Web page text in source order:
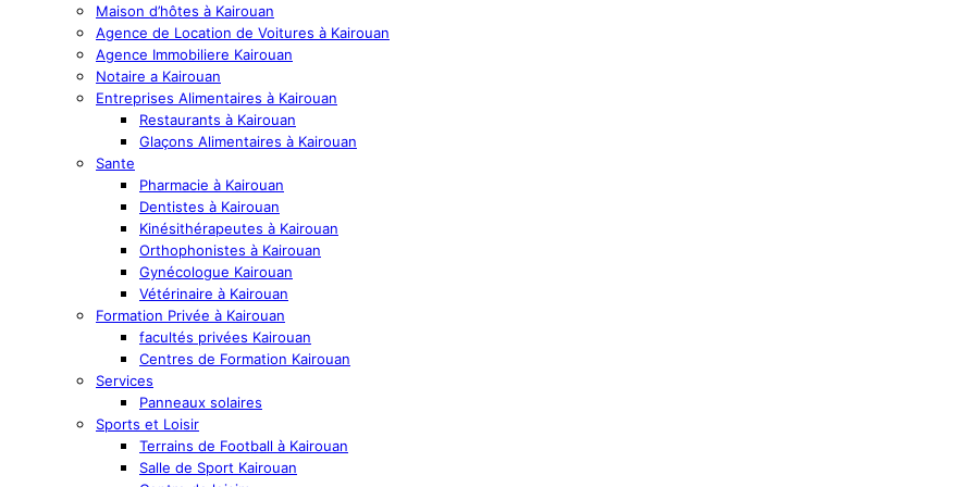
Maison d’hôtes à Kairouan
Agence de Location de Voitures à Kairouan
Agence Immobiliere Kairouan
Notaire a Kairouan
Entreprises Alimentaires à Kairouan
Restaurants à Kairouan
Glaçons Alimentaires à Kairouan
Sante
Pharmacie à Kairouan
Dentistes à Kairouan
Kinésithérapeutes à Kairouan
Orthophonistes à Kairouan
Gynécologue Kairouan
Vétérinaire à Kairouan
Formation Privée à Kairouan
facultés privées Kairouan
Centres de Formation Kairouan
Services
Panneaux solaires
Sports et Loisir
Terrains de Football à Kairouan
Salle de Sport Kairouan